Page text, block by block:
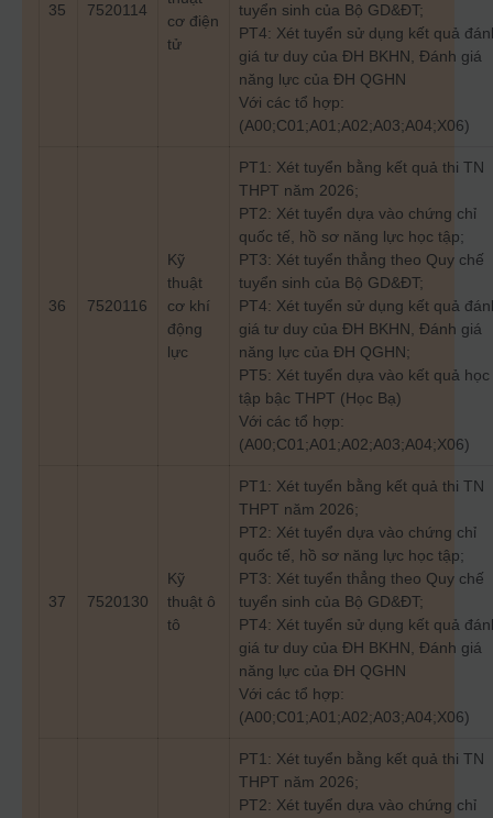
35 7520114
cơ điện
tử
tuyển sinh của Bộ GD&ĐT;
PT4: Xét tuyển sử dụng kết quả
giá tư duy của ĐH BKHN, Đánh giá
năng lực của ĐH QGHN
Với các tổ hợp:
(A00;C01;A01;A02;A03;A04;X06)
36 7520116
Kỹ
thuật
cơ khí
động
lực
PT1: Xét tuyển bằng kết quả thi TN
THPT năm 2026;
PT2: Xét tuyển dựa vào chứng chỉ
quốc tế, hồ sơ năng lực học tập;
PT3: Xét tuyển thẳng theo Quy chế
tuyển sinh của Bộ GD&ĐT;
PT4: Xét tuyển sử dụng kết quả
giá tư duy của ĐH BKHN, Đánh giá
năng lực của ĐH QGHN;
PT5: Xét tuyển dựa vào kết quả học
tập bậc THPT (Học Bạ)
Với các tổ hợp:
(A00;C01;A01;A02;A03;A04;X06)
37 7520130
Kỹ
thuật ô
tô
PT1: Xét tuyển bằng kết quả thi TN
THPT năm 2026;
PT2: Xét tuyển dựa vào chứng chỉ
quốc tế, hồ sơ năng lực học tập;
PT3: Xét tuyển thẳng theo Quy chế
tuyển sinh của Bộ GD&ĐT;
PT4: Xét tuyển sử dụng kết quả
giá tư duy của ĐH BKHN, Đánh giá
năng lực của ĐH QGHN
Với các tổ hợp:
(A00;C01;A01;A02;A03;A04;X06)
PT1: Xét tuyển bằng kết quả thi TN
THPT năm 2026;
PT2: Xét tuyển dựa vào chứng chỉ